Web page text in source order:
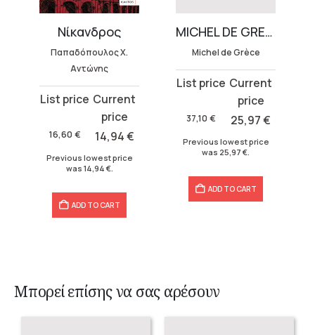
Νίκανδρος
Παπαδόπουλος Χ.
Αντώνης
16,60 €
Original
was:
14,94€
Current
is:
Previous lowest price
was 14,94 €.
ADD TO CART
MICHEL DE GRECE BUNDLE (3 volumes)
Michel de Grèce
37,10 €
Original
was:
25,97€
Current
is:
Previous lowest price
was 25,97 €
ADD TO CART
Μπορεί επίσης να σας αρέσουν